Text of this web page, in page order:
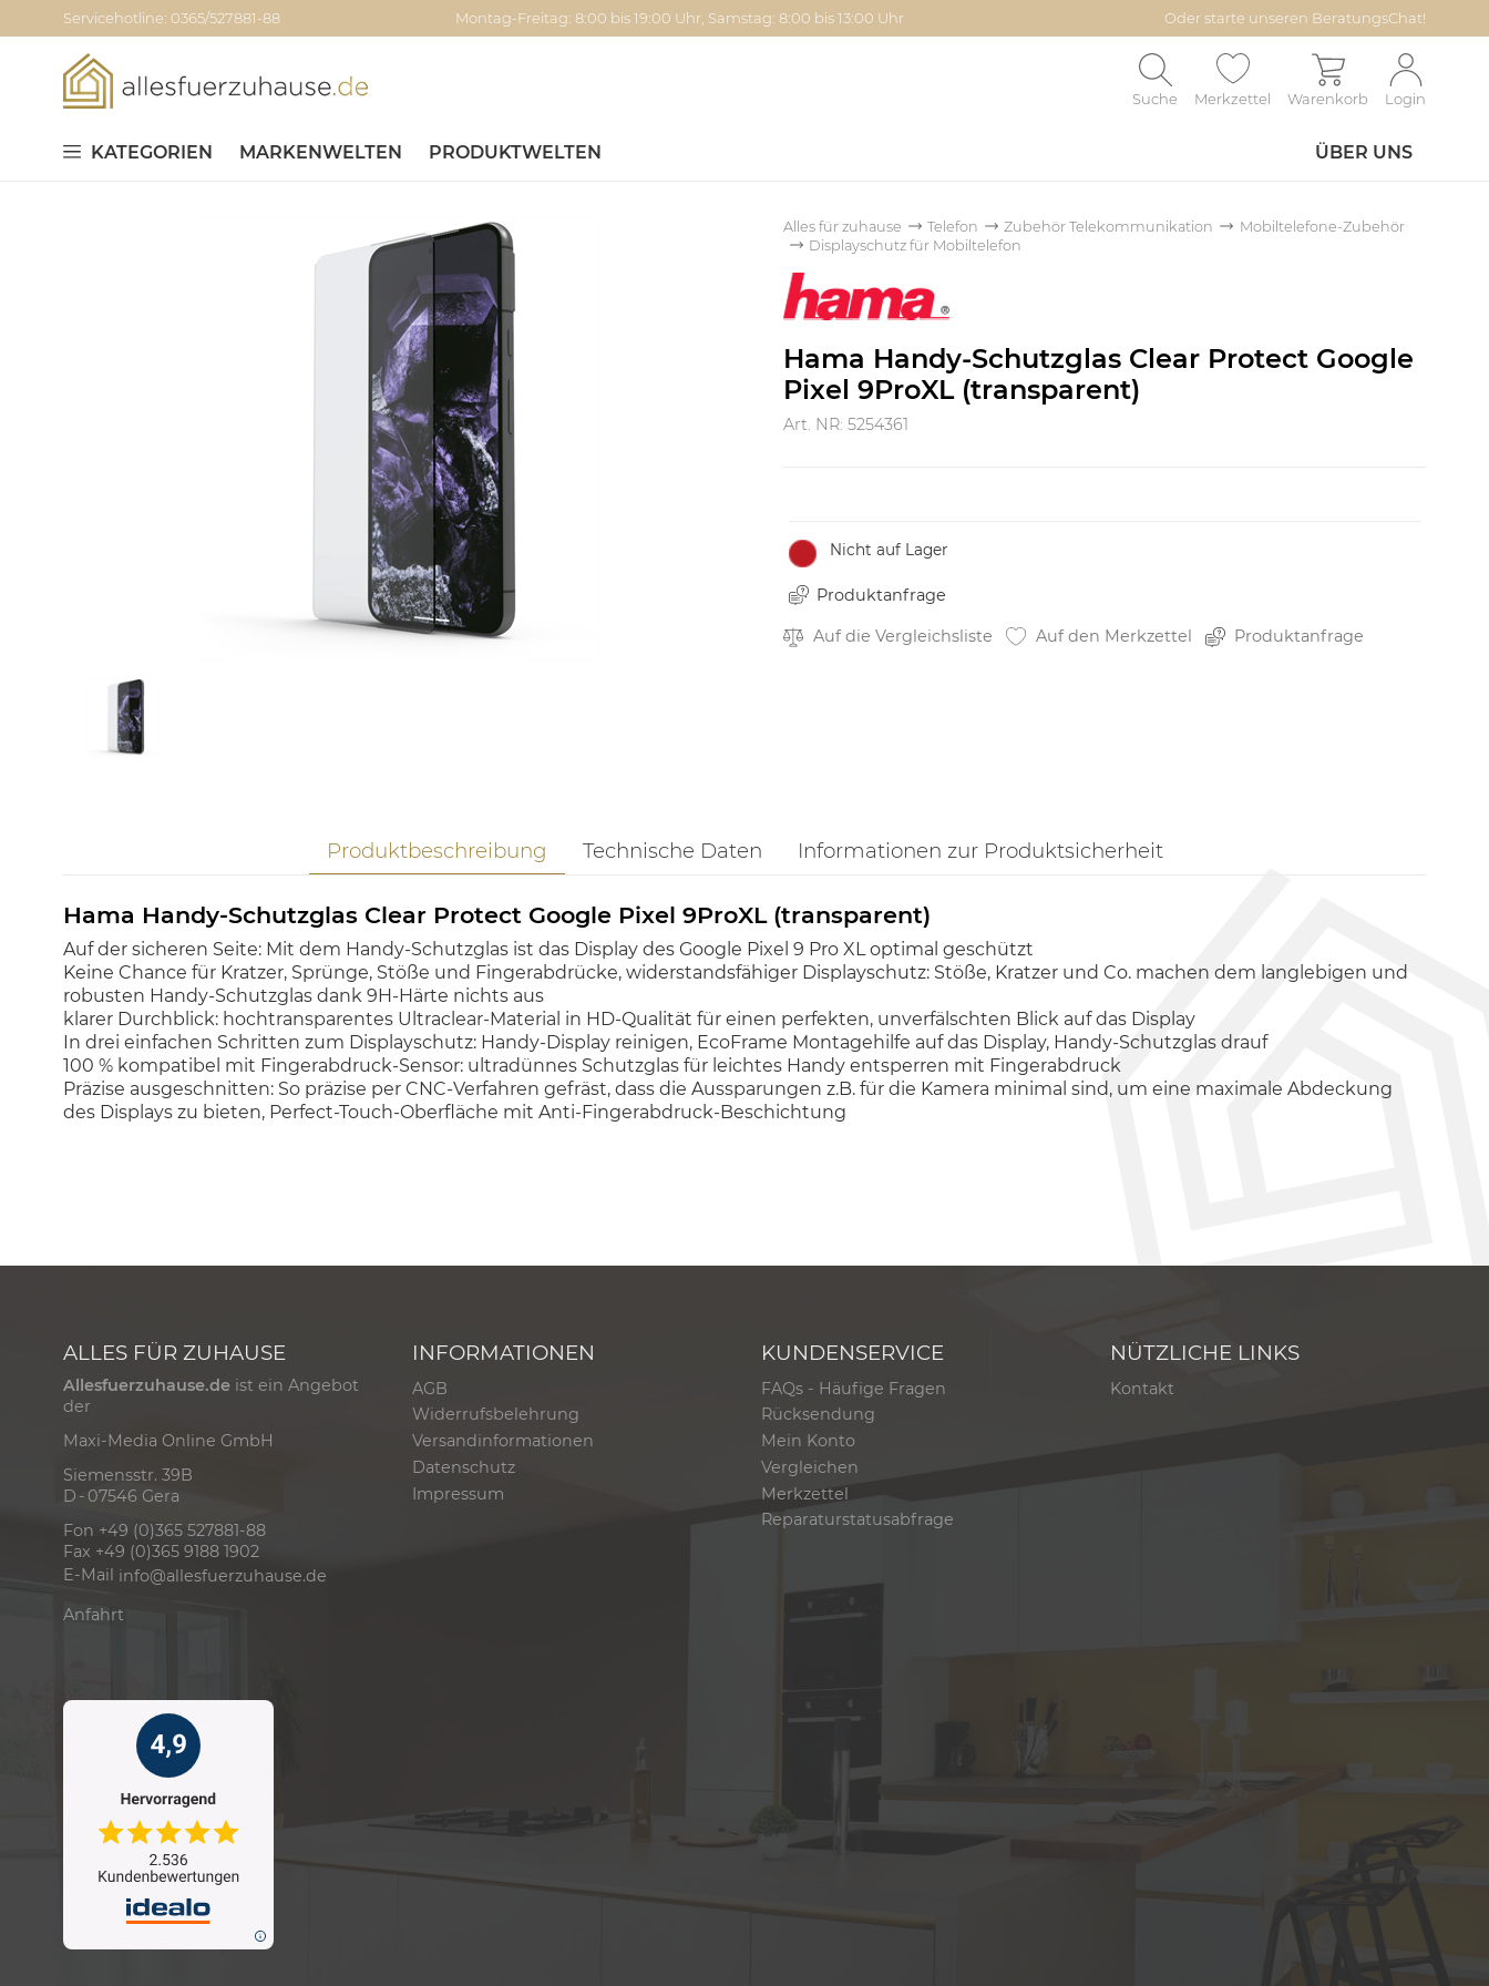
Servicehotline: 0365/527881-88 Montag-Freitag: 8:00 bis 19:00 Uhr, Samstag: 8:00 bis 13:00 Uhr Oder starte unseren BeratungsChat!
Suche Merkzettel Warenkorb Login
KATEGORIEN MARKENWELTEN PRODUKTWELTEN ÜBER UNS
Alles für zuhause Telefon Zubehör Telekommunikation
Mobiltelefone-Zubehör
Displayschutz für Mobiltelefon
Hama Handy-Schutzglas Clear Protect Google
Pixel 9ProXL (transparent)
Art. NR: 5254361
Nicht auf Lager
Produktanfrage
Auf die Vergleichsliste Auf den Merkzettel Produktanfrage
Produktbeschreibung Technische Daten Informationen zur Produktsicherheit
Hama Handy-Schutzglas Clear Protect Google Pixel 9ProXL (transparent)
Auf der sicheren Seite: Mit dem Handy-Schutzglas ist das Display des Google Pixel 9 Pro XL optimal geschützt
Keine Chance für Kratzer, Sprünge, Stöße und Fingerabdrücke, widerstandsfähiger Displayschutz: Stöße, Kratzer und Co. machen dem langlebigen und
robusten Handy-Schutzglas dank 9H-Härte nichts aus
klarer Durchblick: hochtransparentes Ultraclear-Material in HD-Qualität für einen perfekten, unverfälschten Blick auf das Display
In drei einfachen Schritten zum Displayschutz: Handy-Display reinigen, EcoFrame Montagehilfe auf das Display, Handy-Schutzglas drauf
100 % kompatibel mit Fingerabdruck-Sensor: ultradünnes Schutzglas für leichtes Handy entsperren mit Fingerabdruck
Präzise ausgeschnitten: So präzise per CNC-Verfahren gefräst, dass die Aussparungen z.B. für die Kamera minimal sind, um eine maximale Abdeckung
des Displays zu bieten, Perfect-Touch-Oberfläche mit Anti-Fingerabdruck-Beschichtung
ALLES FÜR ZUHAUSE
Allesfuerzuhause.de ist ein Angebot
der
Maxi-Media Online GmbH
Siemensstr. 39B
D - 07546 Gera
Fon +49 (0)365 527881-88
Fax +49 (0)365 9188 1902
E-Mail info@allesfuerzuhause.de
Anfahrt
INFORMATIONEN
AGB
Widerrufsbelehrung
Versandinformationen
Datenschutz
Impressum
KUNDENSERVICE
FAQs - Häufige Fragen
Rücksendung
Mein Konto
Vergleichen
Merkzettel
Reparaturstatusabfrage
NÜTZLICHE LINKS
Kontakt